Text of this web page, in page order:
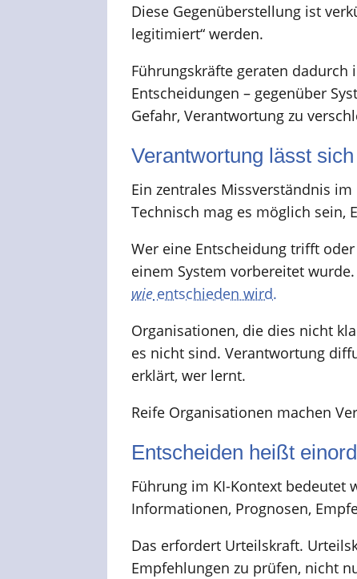
Diese Gegenüberstellung ist
legitimiert“ werden.
Führungskräfte geraten
Entscheidungen – gegenüber
Gefahr, Verantwortung zu
Verantwortung lässt
Ein zentrales Missverständnis
Technisch mag es möglich
Wer eine Entscheidung trifft
einem System vorbereitet
wie entschieden wird.
Organisationen, die dies nicht
es nicht sind. Verantwortung
erklärt, wer lernt.
Reife Organisationen machen
Entscheiden heißt
Führung im KI-Kontext bedeutet
Informationen, Prognosen,
Das erfordert Urteilskraft.
Empfehlungen zu prüfen, nicht